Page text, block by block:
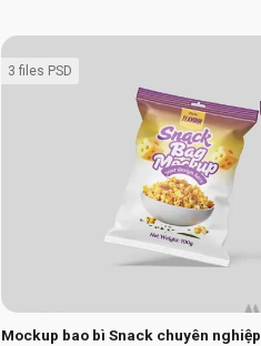
Mockup bao bì Snack chuyên nghiệp
3 files PSD